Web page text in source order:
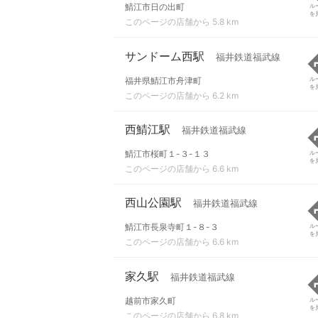
鯖江市日の出町
このページの店舗から 5.8 km
ル
を
サンドーム西駅 福井鉄道福武線
福井県鯖江市舟津町
このページの店舗から 6.2 km
ル
を
西鯖江駅 福井鉄道福武線
鯖江市桜町１-３-１３
このページの店舗から 6.6 km
ル
を
西山公園駅 福井鉄道福武線
鯖江市長泉寺町１-８-３
このページの店舗から 6.6 km
ル
を
家久駅 福井鉄道福武線
越前市家久町
このページの店舗から 6.8 km
ル
を